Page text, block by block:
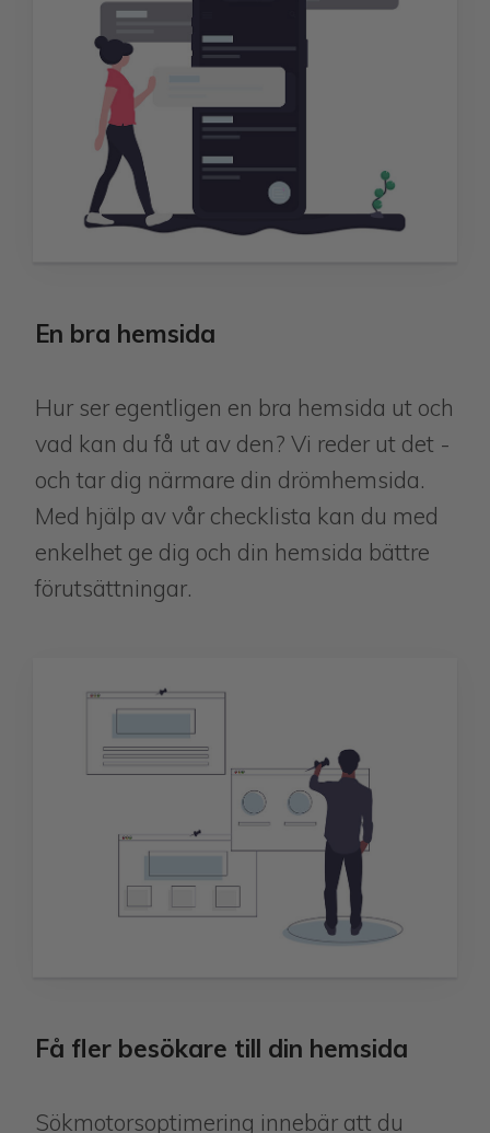
En bra hemsida
​​​​​​​Hur ser egentligen en bra hemsida ut och
vad kan du få ut av den? Vi reder ut det -
och tar dig närmare din drömhemsida.
Med hjälp av vår checklista kan du med
enkelhet ge dig och din hemsida bättre
förutsättningar.
Få fler besökare till din hemsida
Sökmotorsoptimering innebär att du